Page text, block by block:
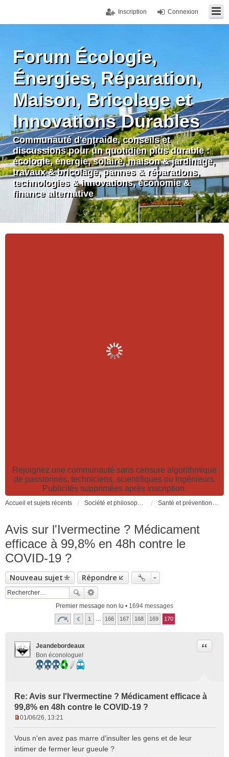
Connexion
Inscription
Forum Écologie,
Énergies, Réparation,
Maison, Bricolage et
Innovations Durables
Communauté d'entraide, conseils et
discussions pour un quotidien plus durable :
écologie, énergie, solaire, maison & jardinage,
travaux & bricolage, pannes & réparations,
technologies & innovations, économie &
finance alternative
Rejoignez une communauté sans censure algorithmique
de passionnés, techniciens, scientifiques ou ingénieurs.
Publicités supprimées après inscription.
Accueil et sujets récents Société et philosophie. Sciences et technologies. Santé et prévention. Santé et prévention. Pollutions, causes et effets des risques environnementaux
Avis sur l'Ivermectine ? Médicament
efficace à 99,8% en 48h contre le
COVID-19 ?
Nouveau sujet Répondre
Premier message non lu • 1694 messages
1 166 167 168 169 170
Jeandebordeaux
Bon éconologue!
Re: Avis sur l'Ivermectine ? Médicament efficace à
99,8% en 48h contre le COVID-19 ?
Citer
s
s
01/06/26, 13:21
Vous n'en avez pas marre d'insulter les gens et de leur
intimer de fermer leur gueule ?